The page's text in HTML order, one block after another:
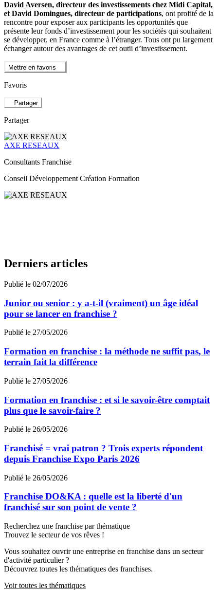
David Aversen, directeur des investissements chez Midi Capital,
et David Domingues, directeur de participations, ont profité de la
rencontre pour exposer aux participants les opportunités que
présente leur fonds d’investissement pour les sociétés qui souhaitent
se développer, en France comme à l’étranger. Tous ont pu largement
échanger autour des avantages de cet outil d’investissement.
Mettre en favoris
Favoris
Partager
Partager
AXE RESEAUX
Consultants Franchise
Conseil Développement Création Formation
Derniers articles
Publié le 02/07/2026
Junior ou senior : y a-t-il (vraiment) un âge idéal
pour se lancer en franchise ?
Publié le 27/05/2026
Formation en franchise : la méthode ne suffit pas, le
terrain fait la différence
Publié le 27/05/2026
Formation en franchise : et si le savoir-être comptait
plus que le savoir-faire ?
Publié le 26/05/2026
Franchisé = vrai patron ? Trois experts répondent
depuis Franchise Expo Paris 2026
Publié le 26/05/2026
Franchise DO&KA : quelle est la liberté d'un
franchisé sur son point de vente ?
Recherchez une franchise par thématique
Trouvez le secteur de vos rêves !
Vous souhaitez ouvrir une entreprise en franchise dans un secteur
d'activité particulier ?
Découvrez toutes les thématiques des franchises.
Voir toutes les thématiques